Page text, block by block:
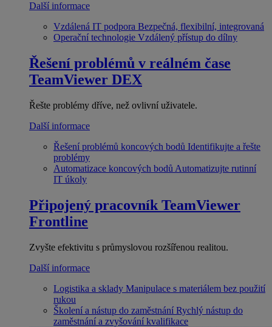
Další informace
Vzdálená IT podpora Bezpečná, flexibilní, integrovaná
Operační technologie Vzdálený přístup do dílny
Řešení problémů v reálném čase
TeamViewer DEX
Řešte problémy dříve, než ovlivní uživatele.
Další informace
Řešení problémů koncových bodů Identifikujte a řešte
problémy
Automatizace koncových bodů Automatizujte rutinní
IT úkoly
Připojený pracovník TeamViewer
Frontline
Zvyšte efektivitu s průmyslovou rozšířenou realitou.
Další informace
Logistika a sklady Manipulace s materiálem bez použití
rukou
Školení a nástup do zaměstnání Rychlý nástup do
zaměstnání a zvyšování kvalifikace